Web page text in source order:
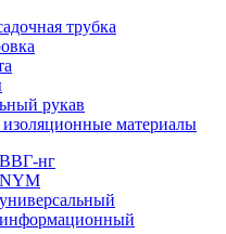
трубка
рукав
материалы
нг